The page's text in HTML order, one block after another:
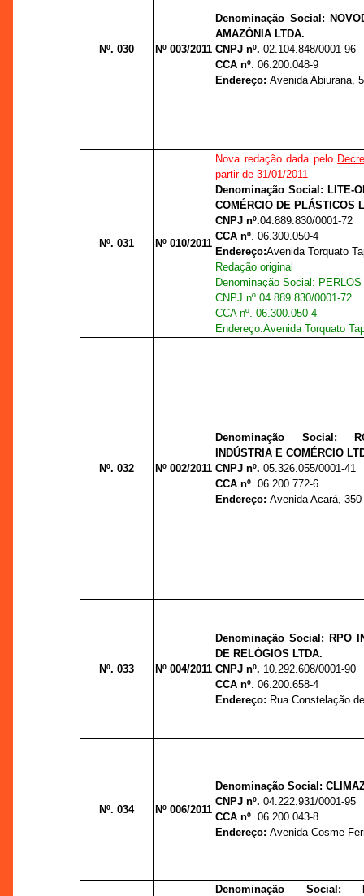
Nº. 030 Nº 003/2011
Denominação Social:
AMAZÔNIA LTDA.
CNPJ nº.02.104.848/0001-96
CCA nº. 06.200.048-9
Endereço:Avenida Abiurana,
Nº. 031 Nº 010/2011
Nova redação dada pelo
partir de 31/01/2011
Denominação Social: LITE-
COMÉRCIO DE PLÁSTICOS
CNPJ nº.04.889.830/0001-72
CCA nº. 06.300.050-4
Endereço:Avenida Torquato
Redação original
Denominação Social:
CNPJ nº.04.889.830/0001-72
CCA nº. 06.300.050-4
Endereço:Avenida Torquato
Nº. 032 Nº 002/2011
Denominação Social:
INDÚSTRIA E COMÉRCIO
CNPJ nº.05.326.055/0001-41
CCA nº. 06.200.772-6
Endereço:Avenida Acará,
Nº. 033 Nº 004/2011
Denominação Social: RPO
DE RELÓGIOS LTDA.
CNPJ nº. 10.292.608/0001-90
CCA nº. 06.200.658-4
Endereço: Rua Constelação
Nº. 034 Nº 006/2011
Denominação Social:
CNPJ nº.04.222.931/0001-95
CCA nº. 06.200.043-8
Endereço:Avenida Cosme
Denominação Social: